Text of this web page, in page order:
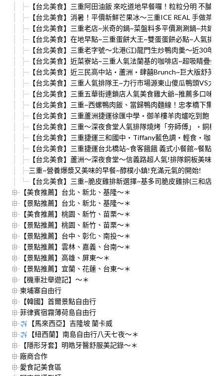
【台北美食】三重阿田油飯 來吃道地早餐囉！粒粒分明 不膩口
【台北美食】消暑！平價新鮮芒果冰～三重ICE REAL 手做茶
【台北美食】三重老店~米奇的鍋~菜盤料多平價涮涮鍋~共鍋
【台北美食】在地早點~三重蛋餅大王~雙蛋蛋餅必點~人氣排
【台北美食】三重老字號～北港(江)龍門生炒鴨肉羹～近30年
【台北美食】近菜寮站~三重人氣法蘭基的咖啡店~超吸睛疊
【台北美食】近三民高中站‧蘆洲‧肆囍Brunch~巨大版舒芙
【台北美食】三重人氣排隊王~力行市場源東山傻瓜鴨頭VS大
【台北美食】三重五華街連鎖店人氣美食雞大爺~推薦多口味
【台北美食】三重~西螺鴨肉飯、當歸鴨肉麵線！忠孝橋下集
【台北美食】三重蘆洲捷運徐匯中學‧御羊樓羊肉爐吃到飽‧
【台北美食】三重～深夜食堂人氣排隊燒烤「夯師傅」‧銅板
【台北美食】三重捷運三和國中‧Tiffany藍色調‧輕食‧咖
【台北美食】三重捷運台北橋站~食客餓餓 義式小餐館~餐點
【台北美食】蘆洲～深夜食堂～信義路超人氣!排隊銅板美味小
三重~營養爆漿又美味的早餐~醇樸小鎮!充滿元氣的開始!
【台北美食】三重~脆皮雞排新選擇~基多司脆皮雞排(三和店)
【美食推薦】台北、新北、基隆～＊
【景點推薦】台北、新北、基隆～＊
【美食推薦】桃園、新竹、苗栗～＊
【景點推薦】桃園、新竹、苗栗～＊
【景點推薦】台中、彰化、南投～＊
【景點推薦】雲林、嘉義、台南～＊
【景點推薦】高雄、屏東～＊
【景點推薦】宜蘭、花蓮、台東～＊
【機車壯舉遊記】～＊
柬埔寨自由行
【韓國】首爾景點自由行
菲律賓宿霧薄荷島自由行
【馬來西亞】吉隆坡 蘭卡威
【紐西蘭】南島自由行八天七夜～＊
【隱形牙套】明皓牙醫舒服美記錄～＊
廠商合作
愛食記美食區